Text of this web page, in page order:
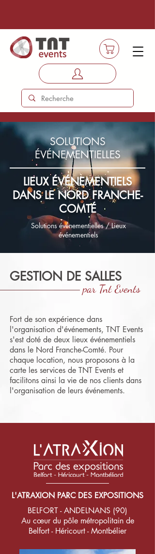
SOLUTIONS
ÉVÉNEMENTIELLES
LIEUX ÉVÉNEMENTIELS
DANS LE NORD FRANCHE-
COMTÉ
Solutions événementielles / Lieux
événementiels
par Tnt Events
GESTION DE SALLES
Fort de son expérience dans
l'organisation d'événements, TNT Events
s'est doté de deux lieux événementiels
dans le Nord Franche-Comté. Pour
chaque location, nous proposons à la
carte les services de TNT Events et
facilitons ainsi la vie de nos clients dans
l'organisation de leurs événements.
L'ATRAXION PARC DES EXPOSITIONS
BELFORT - ANDELNANS (90)
Au cœur du pôle métropolitain de
Belfort - Héricourt - Montbélier